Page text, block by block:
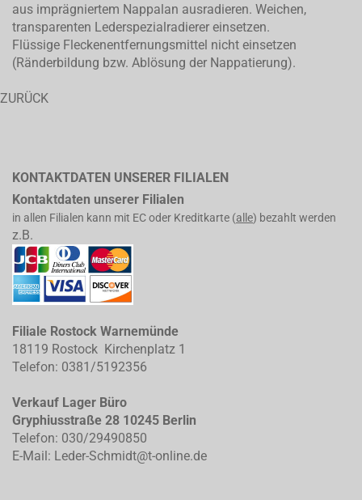
aus imprägniertem Nappalan ausradieren. Weichen,
transparenten Lederspezialradierer einsetzen.
Flüssige Fleckenentfernungsmittel nicht einsetzen
(Ränderbildung bzw. Ablösung der Nappatierung).
ZURÜCK
KONTAKTDATEN UNSERER FILIALEN
Kontaktdaten unserer Filialen
in allen Filialen kann mit EC oder Kreditkarte (alle) bezahlt werden
z.B.
Filiale Rostock Warnemünde
18119 Rostock Kirchenplatz 1
Telefon: 0381/5192356
Verkauf Lager Büro
Gryphiusstraße 28 10245 Berlin
Telefon: 030/29490850
E-Mail: Leder-Schmidt@t-online.de